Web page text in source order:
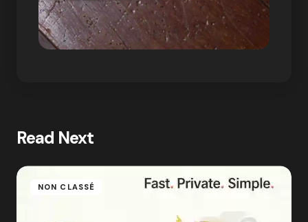
Read Next
NON CLASSÉ